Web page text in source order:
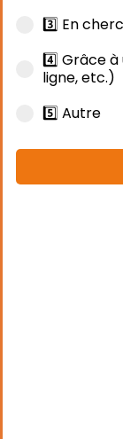
3️⃣ En
4️⃣ Grâce
ligne, etc.)
5️⃣ Autre